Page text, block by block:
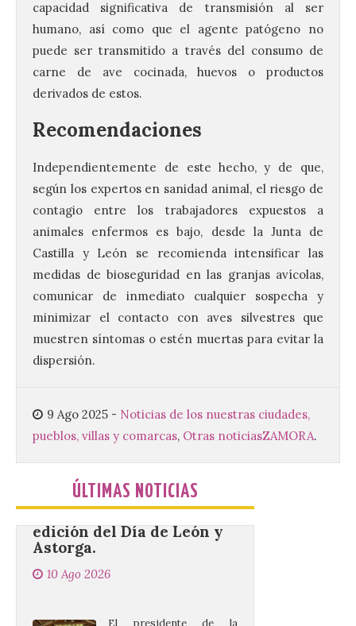
capacidad significativa de transmisión al ser
humano, así como que el agente patógeno no
puede ser transmitido a través del consumo de
carne de ave cocinada, huevos o productos
derivados de estos.
Recomendaciones
Independientemente de este hecho, y de que,
según los expertos en sanidad animal, el riesgo de
contagio entre los trabajadores expuestos a
animales enfermos es bajo, desde la Junta de
Castilla y León se recomienda intensificar las
medidas de bioseguridad en las granjas avícolas,
comunicar de inmediato cualquier sospecha y
minimizar el contacto con aves silvestres que
muestren síntomas o estén muertas para evitar la
dispersión.
9 Ago 2025 - Noticias de los nuestras ciudades,
pueblos, villas y comarcas, Otras noticiasZAMORA.
ÚLTIMAS NOTICIAS
un 2,5% hasta superar los
1,2 millones de
matriculados y marca un
nuevo récord
10 Ago 2026
El Ministerio publica la
Estadística de las
Enseñanzas no
universitarias. Datos
avance 2025-2026 con las
cifras actualizadas del curso escolar
recién finalizado. El Grado Básico crece
La 69FIDMA ha acogido
este domingo una nueva
edición del Día de León y
Astorga.
10 Ago 2026